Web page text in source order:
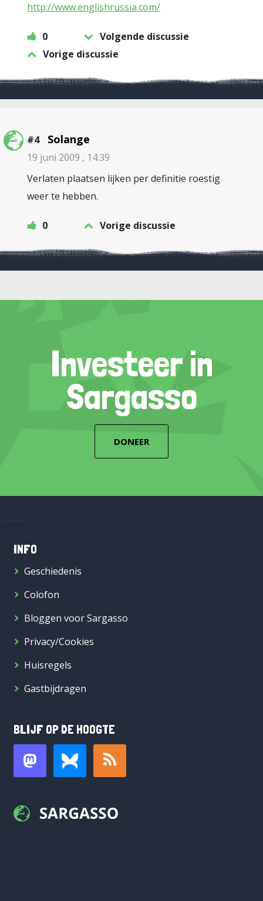
http://www.englishrussia.com/
0
Volgende discussie
Vorige discussie
#4 Solange
19 juni 2009 , 14:39
Verlaten plaatsen lijken per definitie roestig
weer te hebben.
0 Vorige discussie
Investeer in
Sargasso
DONEER
INFO
Geschiedenis
Colofon
Bloggen voor Sargasso
Privacy/Cookies
Huisregels
Gastbijdragen
BLIJF OP DE HOOGTE